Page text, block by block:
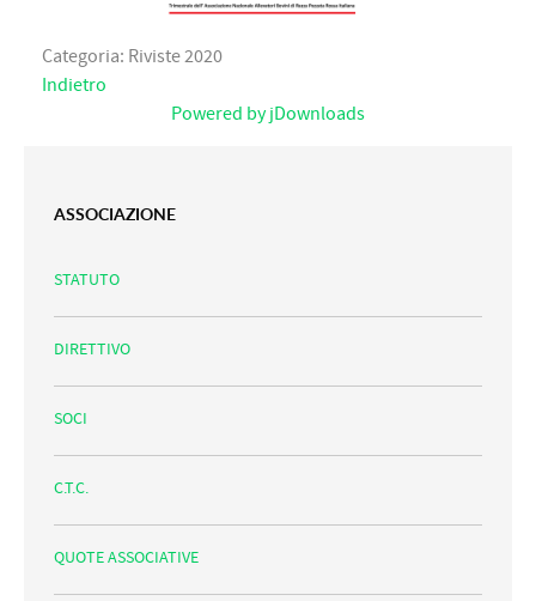
Categoria: Riviste 2020
Indietro
Powered by jDownloads
ASSOCIAZIONE
STATUTO
DIRETTIVO
SOCI
C.T.C.
QUOTE ASSOCIATIVE